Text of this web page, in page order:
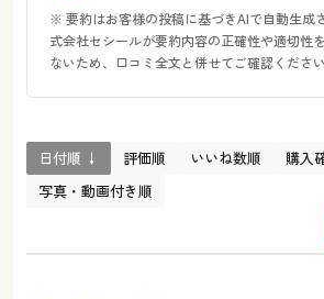
※ 要約はお客様の投稿に基づきAIで自動生成
式会社セシールが要約内容の正確性や適切性
ないため、口コミ全文と併せてご確認ください
日付順 ↓ 評価順 いいね数順 購入
写真・動画付き順